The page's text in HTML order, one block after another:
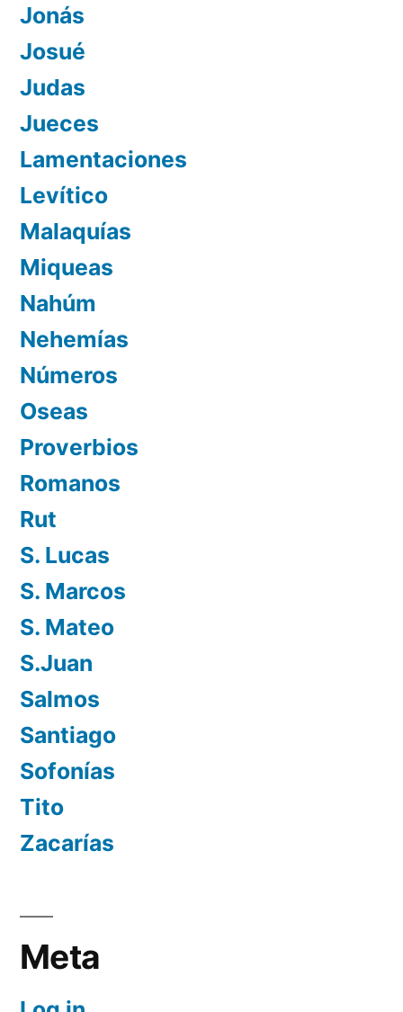
Jonás
Josué
Judas
Jueces
Lamentaciones
Levítico
Malaquías
Miqueas
Nahúm
Nehemías
Números
Oseas
Proverbios
Romanos
Rut
S. Lucas
S. Marcos
S. Mateo
S.Juan
Salmos
Santiago
Sofonías
Tito
Zacarías
Meta